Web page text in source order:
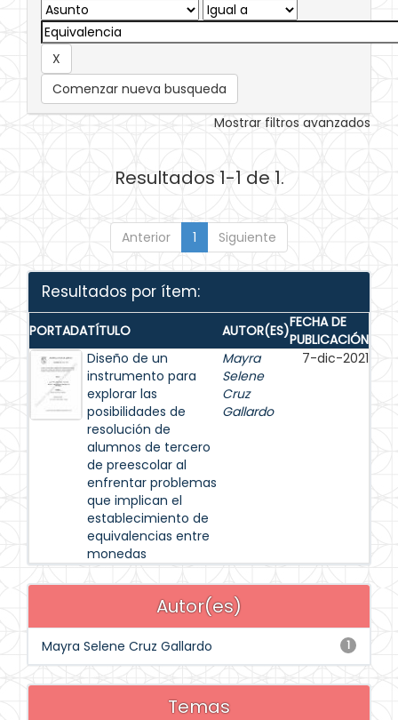
Comenzar nueva busqueda
Mostrar filtros avanzados
Resultados 1-1 de 1.
Anterior 1 Siguiente
Resultados por ítem:
PORTADATÍTULO AUTOR(ES)FECHA DE
PUBLICACIÓN
Diseño de un
instrumento para
explorar las
posibilidades de
resolución de
alumnos de tercero
de preescolar al
enfrentar problemas
que implican el
establecimiento de
equivalencias entre
monedas
Mayra
Selene
Cruz
Gallardo
7-dic-2021
Autor(es)
1
Mayra Selene Cruz Gallardo
Temas